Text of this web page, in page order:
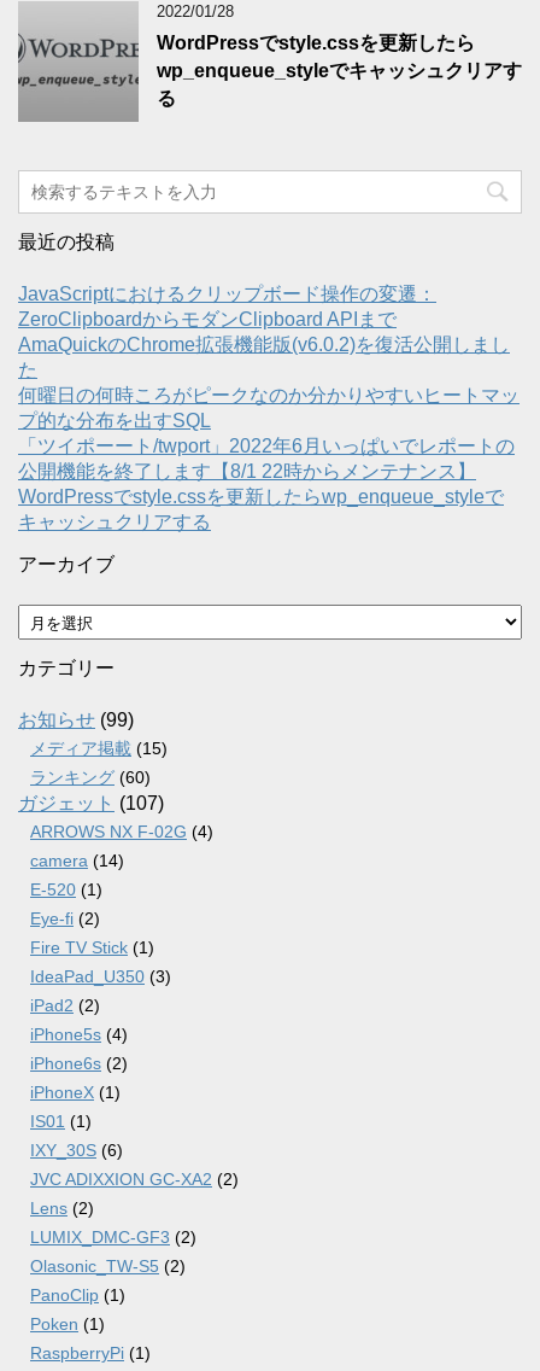
2022/01/28
WordPressでstyle.cssを更新したら
wp_enqueue_styleでキャッシュクリアす
る
最近の投稿
JavaScriptにおけるクリップボード操作の変遷：
ZeroClipboardからモダンClipboard APIまで
AmaQuickのChrome拡張機能版(v6.0.2)を復活公開しまし
た
何曜日の何時ころがピークなのか分かりやすいヒートマッ
プ的な分布を出すSQL
「ツイポーート/twport」2022年6月いっぱいでレポートの
公開機能を終了します【8/1 22時からメンテナンス】
WordPressでstyle.cssを更新したらwp_enqueue_styleで
キャッシュクリアする
アーカイブ
ア
ー
カ
ブ
カテゴリー
お知らせ (99)
メディア掲載 (15)
ランキング (60)
ガジェット (107)
ARROWS NX F-02G (4)
camera (14)
E-520 (1)
Eye-fi (2)
Fire TV Stick (1)
IdeaPad_U350 (3)
iPad2 (2)
iPhone5s (4)
iPhone6s (2)
iPhoneX (1)
IS01 (1)
IXY_30S (6)
JVC ADIXXION GC-XA2 (2)
Lens (2)
LUMIX_DMC-GF3 (2)
Olasonic_TW-S5 (2)
PanoClip (1)
Poken (1)
RaspberryPi (1)